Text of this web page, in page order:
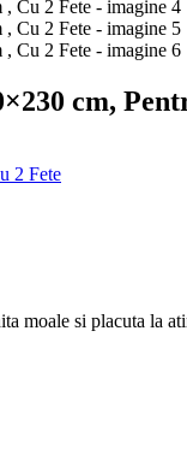
cm,
2 Fete
moale si placuta la